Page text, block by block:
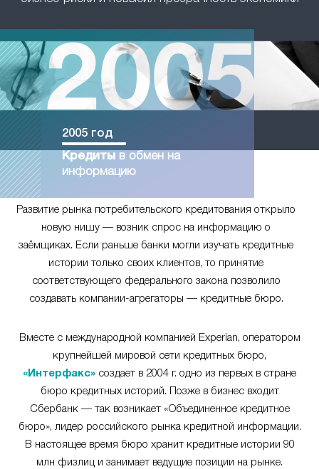
2005 год
Кредиты в обмен на
информацию
Развитие рынка потребительского кредитования открыло
новую нишу — возник спрос на информацию о
заёмщиках. Если раньше банки могли изучать кредитные
истории только своих клиентов, то принятие
соответствующего федерального закона позволило
создавать компании-агрегаторы — кредитные бюро.
Вместе с международной компанией Experian, оператором
крупнейшей мировой сети кредитных бюро,
«Интерфакс» создает в 2004 г. одно из первых в стране
бюро кредитных историй. Позже в бизнес входит
Сбербанк — так возникает «Объединенное кредитное
бюро», лидер российского рынка кредитной информации.
В настоящее время бюро хранит кредитные истории 90
млн физлиц и занимает ведущие позиции на рынке.